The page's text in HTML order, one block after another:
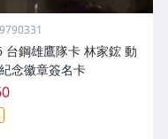
台鋼雄鷹隊卡 林家鋐 動
念徽章簽名卡